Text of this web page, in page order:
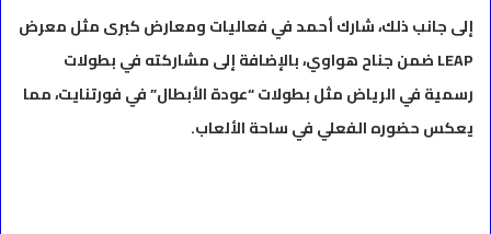
إلى جانب ذلك، شارك أحمد في فعاليات ومعارض كبرى مثل معرض
LEAP ضمن جناح هواوي، بالإضافة إلى مشاركته في بطولات
رسمية في الرياض مثل بطولات “عودة الأبطال” في فورتنايت، مما
يعكس حضوره الفعلي في ساحة الألعاب.